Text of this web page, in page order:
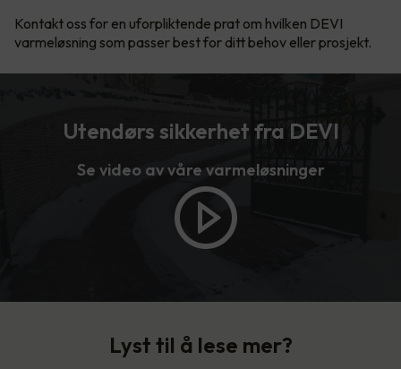
Kontakt oss for en uforpliktende prat om hvilken DEVI
varmeløsning som passer best for ditt behov eller prosjekt.
Utendørs sikkerhet fra DEVI
Se video av våre varmeløsninger
Lyst til å lese mer?